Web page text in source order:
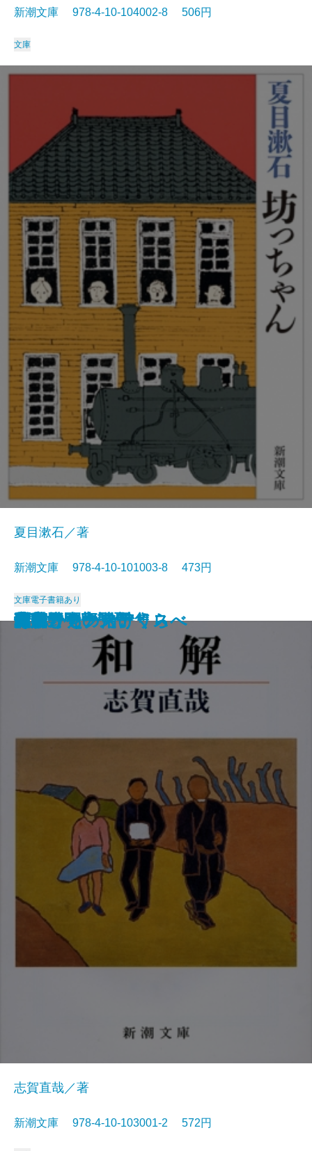
猟銃・闘牛
ヴェルレーヌ詩集
草枕
斜陽
高村光太郎詩集
歌行燈・高野聖
土
真実一路
老妓抄
新潮文庫 978-4-10-104002-8 506円
文庫
坊っちゃん
夏目漱石／著
新潮文庫 978-4-10-101003-8 473円
文庫電子書籍あり
和解
志賀直哉／著
新潮文庫 978-4-10-103001-2 572円
ヰタ・セクスアリス
出家とその弟子
にごりえ・たけくらべ
武蔵野
白痴
青年
雁
それから
門